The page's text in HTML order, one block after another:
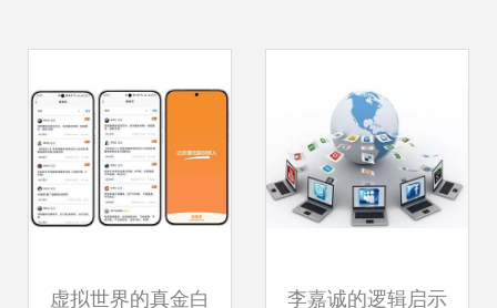
虚拟世界的真金白 李嘉诚的逻辑启示